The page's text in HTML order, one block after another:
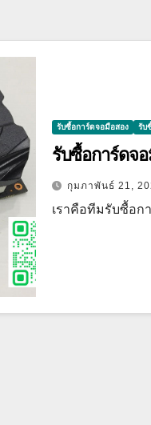
รับซื้อการ์ดจอมือสอง รับ
รับซื้อการ์ดจ
กุมภาพันธ์ 21,
เราคือทีมรับซื้อก